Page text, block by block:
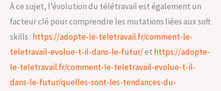
À ce sujet, l’évolution du télétravail est également un
facteur clé pour comprendre les mutations liées aux soft
skills : https://adopte-le-teletravail.fr/comment-le-
teletravail-evolue-t-il-dans-le-futur/et https://adopte-
le-teletravail.fr/comment-le-teletravail-evolue-t-il-
dans-le-futur/quelles-sont-les-tendances-du-